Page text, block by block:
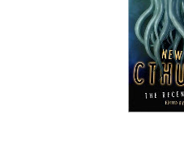
que Thomas connaissait et appréciait
ne connaissait pas, habitée par la
une ville pleine de mystères et de